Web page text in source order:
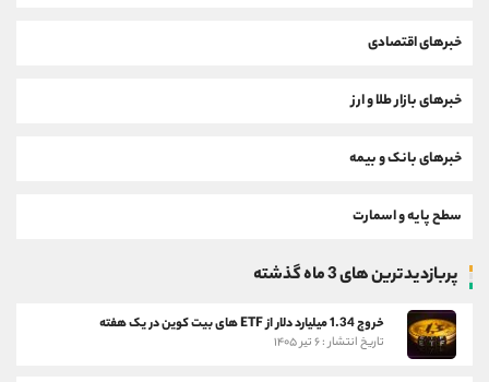
خبرهای اقتصادی
خبرهای بازار طلا و ارز
خبرهای بانک و بیمه
سطح پایه و اسمارت
پربازدیدترین های 3 ماه گذشته
خروج 1.34 میلیارد دلار از ETF های بیت کوین در یک هفته
تاریخ انتشار : ۶ تیر ۱۴۰۵